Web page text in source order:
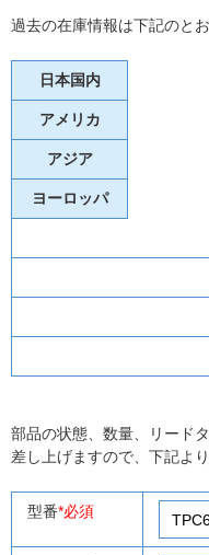
過去の在庫情報は下記のとお
日本国内
アメリカ
アジア
ヨーロッパ
部品の状態、数量、リード
差し上げますので、下記よ
型番*必須